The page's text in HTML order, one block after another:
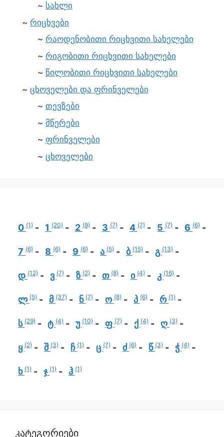
სახლი
რიცხვები
რაოდენობითი რიცხვითი სახელები
რიგობითი რიცხვითი სახელები
წილობითი რიცხვითი სახელები
ცხოველები და ფრინველები
თევზები
მწერები
ფრინველები
ცხოველები
0 (1) 1 (20) 2 (9) 3 (7) 4 (7) 5 (7) 6 (6)
7 (6) 8 (6) 9 (6) ა (5) ბ (15) გ (13)
დ (12) ვ (7) ზ (2) თ (8) ი (4) კ (16)
ლ (5) მ (37) ნ (7) ო (8) პ (6) რ (1)
ს (29) ტ (4) უ (10) ფ (7) ქ (4) ღ (3)
ყ (2) შ (3) ჩ (1) ც (7) ძ (6) წ (3) ჭ (4)
ხ (1) ჯ (1) ჰ (1)
კატეგორიები